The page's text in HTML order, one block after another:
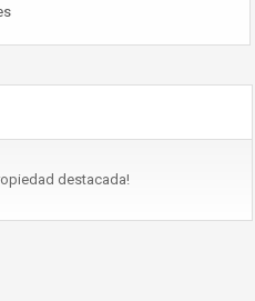
destacada!